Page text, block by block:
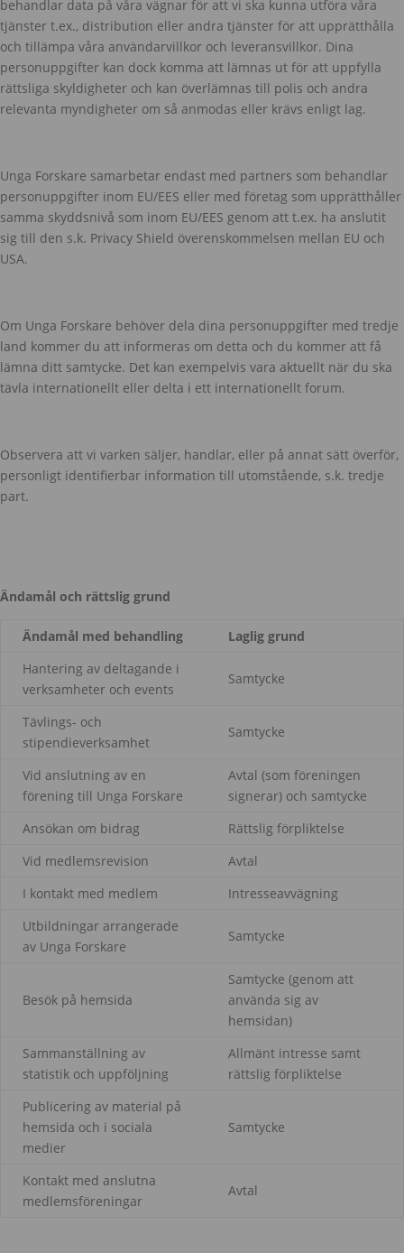
behandlar data på våra vägnar för att vi ska kunna utföra våra
tjänster t.ex., distribution eller andra tjänster för att upprätthålla
och tillämpa våra användarvillkor och leveransvillkor. Dina
personuppgifter kan dock komma att lämnas ut för att uppfylla
rättsliga skyldigheter och kan överlämnas till polis och andra
relevanta myndigheter om så anmodas eller krävs enligt lag.
Unga Forskare samarbetar endast med partners som behandlar
personuppgifter inom EU/EES eller med företag som upprätthåller
samma skyddsnivå som inom EU/EES genom att t.ex. ha anslutit
sig till den s.k. Privacy Shield överenskommelsen mellan EU och
USA.
Om Unga Forskare behöver dela dina personuppgifter med tredje
land kommer du att informeras om detta och du kommer att få
lämna ditt samtycke. Det kan exempelvis vara aktuellt när du ska
tävla internationellt eller delta i ett internationellt forum.
Observera att vi varken säljer, handlar, eller på annat sätt överför,
personligt identifierbar information till utomstående, s.k. tredje
part.
Ändamål och rättslig grund
Ändamål med behandling
Laglig grund
Hantering av deltagande i
verksamheter och events
Samtycke
Tävlings- och
stipendieverksamhet
Samtycke
Vid anslutning av en
förening till Unga Forskare
Avtal (som föreningen
signerar) och samtycke
Ansökan om bidrag
Rättslig förpliktelse
Vid medlemsrevision
Avtal
I kontakt med medlem
Intresseavvägning
Utbildningar arrangerade
av Unga Forskare
Samtycke
Besök på hemsida
Samtycke (genom att
använda sig av
hemsidan)
Sammanställning av
statistik och uppföljning
Allmänt intresse samt
rättslig förpliktelse
Publicering av material på
hemsida och i sociala
medier
Samtycke
Kontakt med anslutna
medlemsföreningar
Avtal